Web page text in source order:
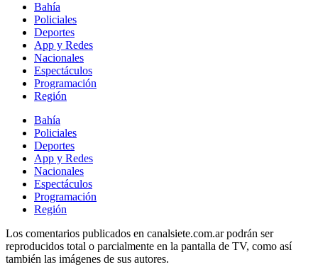
Bahía
Policiales
Deportes
App y Redes
Nacionales
Espectáculos
Programación
Región
Bahía
Policiales
Deportes
App y Redes
Nacionales
Espectáculos
Programación
Región
Los comentarios publicados en canalsiete.com.ar podrán ser
reproducidos total o parcialmente en la pantalla de TV, como así
también las imágenes de sus autores.